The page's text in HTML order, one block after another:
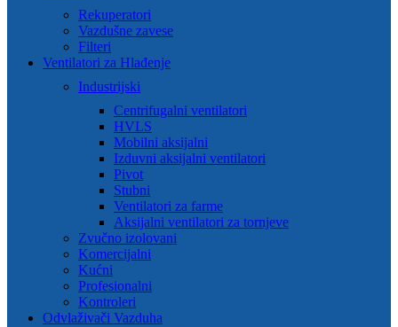
Rekuperatori
Vazdušne zavese
Filteri
Ventilatori za Hlađenje
Industrijski
Centrifugalni ventilatori
HVLS
Mobilni aksijalni
Izduvni aksijalni ventilatori
Pivot
Stubni
Ventilatori za farme
Aksijalni ventilatori za tornjeve
Zvučno izolovani
Komercijalni
Kućni
Profesionalni
Kontroleri
Odvlaživači Vazduha